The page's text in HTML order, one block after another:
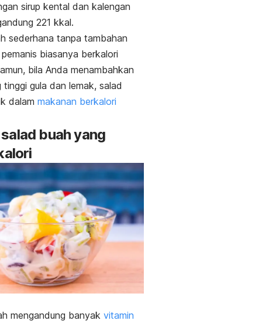
sirup kental dan kalengan
221 kkal.
sederhana tanpa tambahan
biasanya berkalori
bila Anda menambahkan
tinggi gula dan lemak, salad
dalam makanan berkalori
buah yang
mengandung banyak vitamin